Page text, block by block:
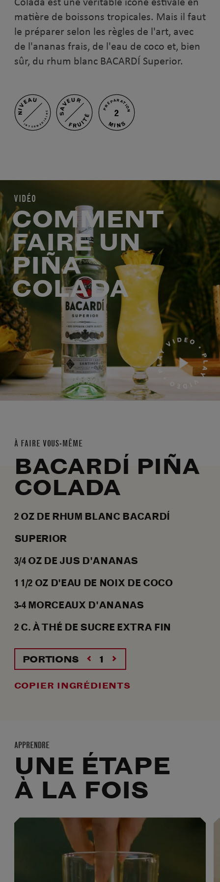
matière de boissons tropicales. Mais il faut
le préparer selon les règles de l'art, avec
de l'ananas frais, de l'eau de coco et, bien
sûr, du rhum blanc BACARDÍ Superior.
NIVEAU
INTERMÉDIAIRE
SAVEUR
FRUITÉ
PRÉPARATION
2
MINS
VIDÉO
COMMENT
FAIRE UN
PIÑA
COLADA
À FAIRE VOUS-MÊME
BACARDÍ PIÑA
COLADA
2OZDE RHUM BLANC BACARDÍ
SUPERIOR
3/4OZDE JUS D'ANANAS
1 1/2 OZ D'EAU DE NOIX DE COCO
3-4MORCEAUX D'ANANAS
2C. À THÉ DE SUCRE EXTRA FIN
PORTIONS
COPIER INGRÉDIENTS
APPRENDRE
UNE ÉTAPE
À LA FOIS